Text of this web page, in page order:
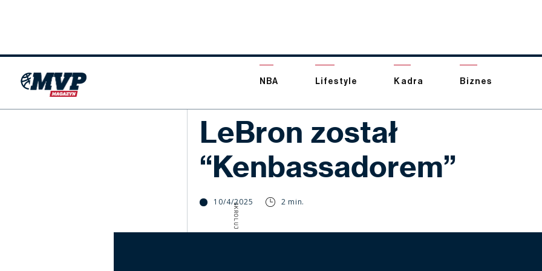
NBA Lifestyle Kadra Biznes
LeBron został
“Kenbassadorem”
10/4/2025 2 min.
SKROLUJ W DÓŁ